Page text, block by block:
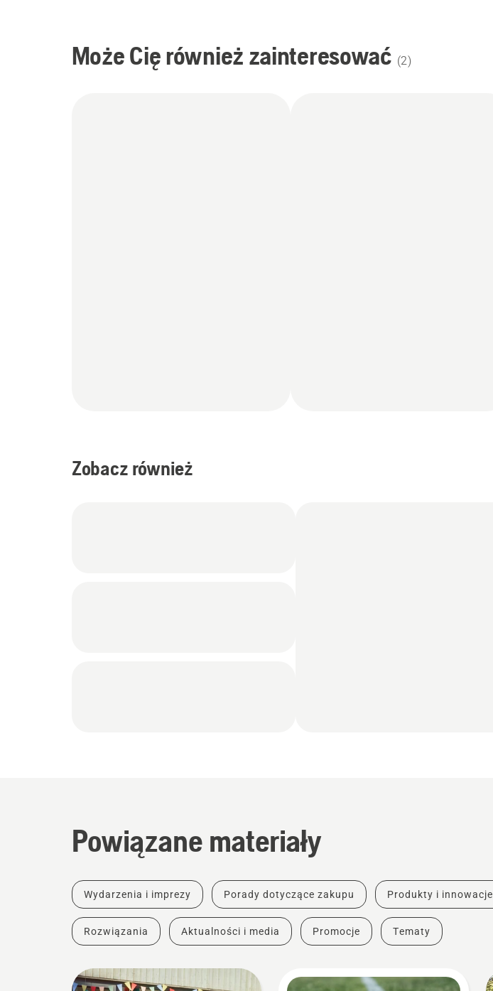
Może Cię również zainteresować (2)
Zobacz również
Powiązane materiały
Wydarzenia i imprezy Porady dotyczące zakupu Produkty i innowacje
Rozwiązania Aktualności i media Promocje Tematy